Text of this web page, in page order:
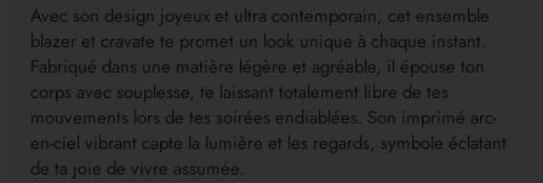
Avec son design joyeux et ultra contemporain, cet ensemble
blazer et cravate te promet un look unique à chaque instant.
Fabriqué dans une matière légère et agréable, il épouse ton
corps avec souplesse, te laissant totalement libre de tes
mouvements lors de tes soirées endiablées. Son imprimé arc-
en-ciel vibrant capte la lumière et les regards, symbole éclatant
de ta joie de vivre assumée.